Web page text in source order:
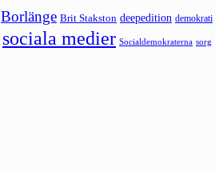
Borlänge Brit Stakston deepedition demokrati
sociala medier Socialdemokraterna sorg